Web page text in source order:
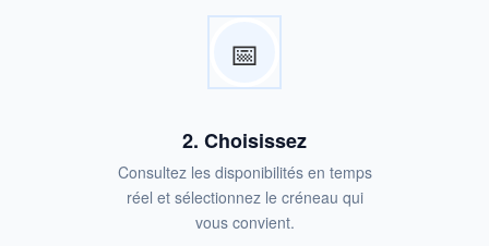
📅
2. Choisissez
Consultez les disponibilités en temps
réel et sélectionnez le créneau qui
vous convient.